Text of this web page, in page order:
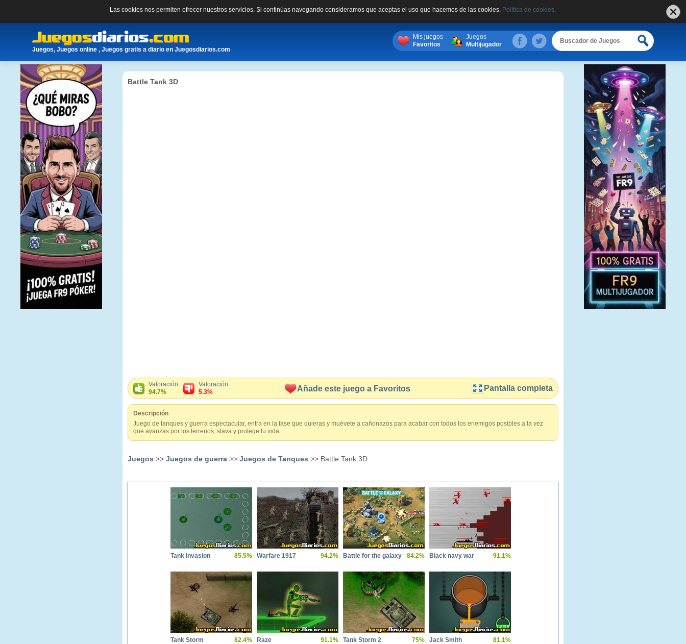
Las cookies nos permiten ofrecer nuestros servicios. Si continúas navegando consideramos que aceptas el uso que hacemos de las cookies. Política de cookies.
Juegos, Juegos online , Juegos gratis a diario en Juegosdiarios.com
Mis juegos
Favoritos
Juegos
Multijugador
Battle Tank 3D
Valoración
94.7%
Valoración
5.3%
Añade este juego a Favoritos Pantalla completa
Descripción
Juego de tanques y guerra espectacular, entra en la fase que quieras y muévete a cañonazos para acabar con todos los enemigos posibles a la vez
que avanzas por los terrenos, slava y protege tu vida.
Juegos >> Juegos de guerra >> Juegos de Tanques >> Battle Tank 3D
Tank Invasion 85.5% Warfare 1917 94.2% Battle for the galaxy 84.2% Black navy war 91.1%
Tank Storm 82.4% Raze 91.1% Tank Storm 2 75% Jack Smith 81.1%